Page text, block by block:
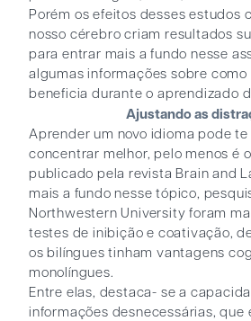
Porém os efeitos desses estudos
nosso cérebro criam resultados
para entrar mais a fundo nesse
algumas informações sobre como
beneficia durante o aprendizado
Ajustando as
Aprender um novo idioma pode te
concentrar melhor, pelo menos é
publicado pela revista Brain and
mais a fundo nesse tópico,
Northwestern University foram
testes de inibição e coativação,
os bilíngues tinham vantagens
monolíngues.
Entre elas, destaca- se a
informações desnecessárias, que